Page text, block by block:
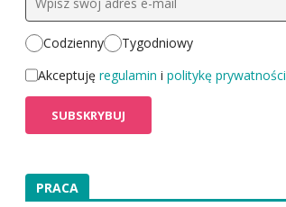
Codzienny
Tygodniowy
Akceptuję regulamin i politykę prywatności
PRACA